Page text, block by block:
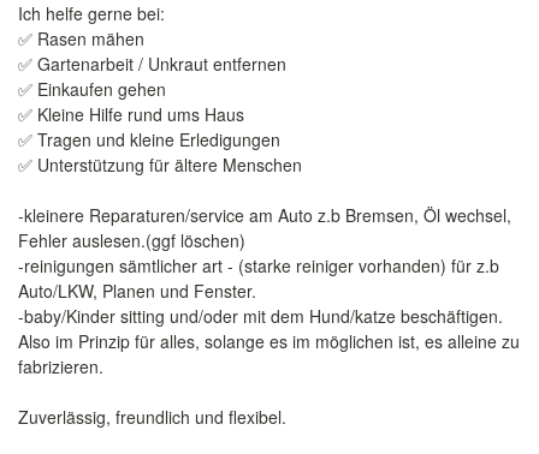
Ich helfe gerne bei:
✅ Rasen mähen
✅ Gartenarbeit / Unkraut entfernen
✅ Einkaufen gehen
✅ Kleine Hilfe rund ums Haus
✅ Tragen und kleine Erledigungen
✅ Unterstützung für ältere Menschen
-kleinere Reparaturen/service am Auto z.b Bremsen, Öl wechsel,
Fehler auslesen.(ggf löschen)
-reinigungen sämtlicher art - (starke reiniger vorhanden) für z.b
Auto/LKW, Planen und Fenster.
-baby/Kinder sitting und/oder mit dem Hund/katze beschäftigen.
Also im Prinzip für alles, solange es im möglichen ist, es alleine zu
fabrizieren.
Zuverlässig, freundlich und flexibel.